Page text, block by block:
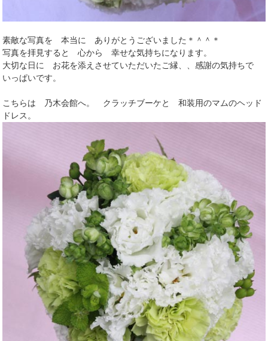
素敵な写真を 本当に ありがとうございました＊＾＾＊
写真を拝見すると 心から 幸せな気持ちになります。
大切な日に お花を添えさせていただいたご縁、、感謝の気持ちで
いっぱいです。
こちらは 乃木会館へ。 クラッチブーケと 和装用のマムのヘッド
ドレス。